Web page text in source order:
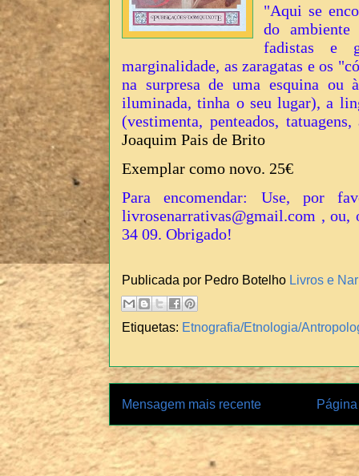
"Aqui se
do
fadistas e
marginalidade, as zaragatas e os
na surpresa de uma esquina ou
iluminada, tinha o seu lugar), a
(vestimenta, penteados, tatuagens,
Joaquim Pais de Brito
Exemplar como novo. 25€
Para encomendar: Use, por
livrosenarrativas@gmail.com ,
34 09. Obrigado!
Publicada por Pedro Botelho Livros e
Etiquetas: Etnografia/Etnologia/
Mensagem mais recente